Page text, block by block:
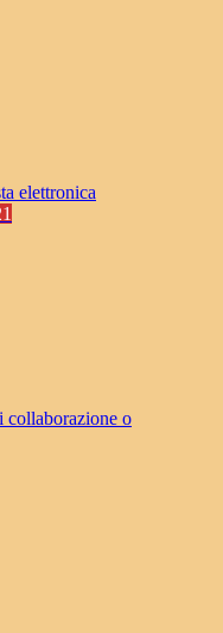
elettronica
o